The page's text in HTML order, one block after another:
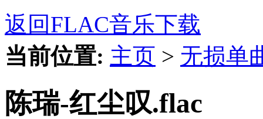
返回FLAC音乐下载
当前位置: 主页 > 无损单
陈瑞-红尘叹.flac